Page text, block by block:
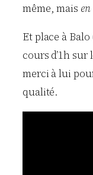
même, mais
Et place à
cours d’1h
merci à lui
qualité.